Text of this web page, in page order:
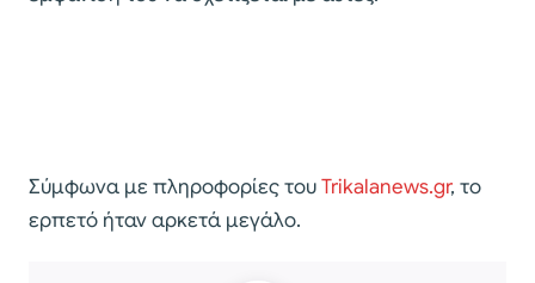
Σύμφωνα με πληροφορίες τουTrikalanews.gr, το
ερπετό ήταν αρκετά μεγάλο.